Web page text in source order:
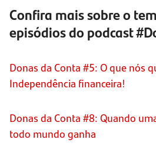
Confira mais sobre o
episódios do podcast
Donas da Conta #5: O que nós
Independência financeira!
Donas da Conta #8: Quando
todo mundo ganha